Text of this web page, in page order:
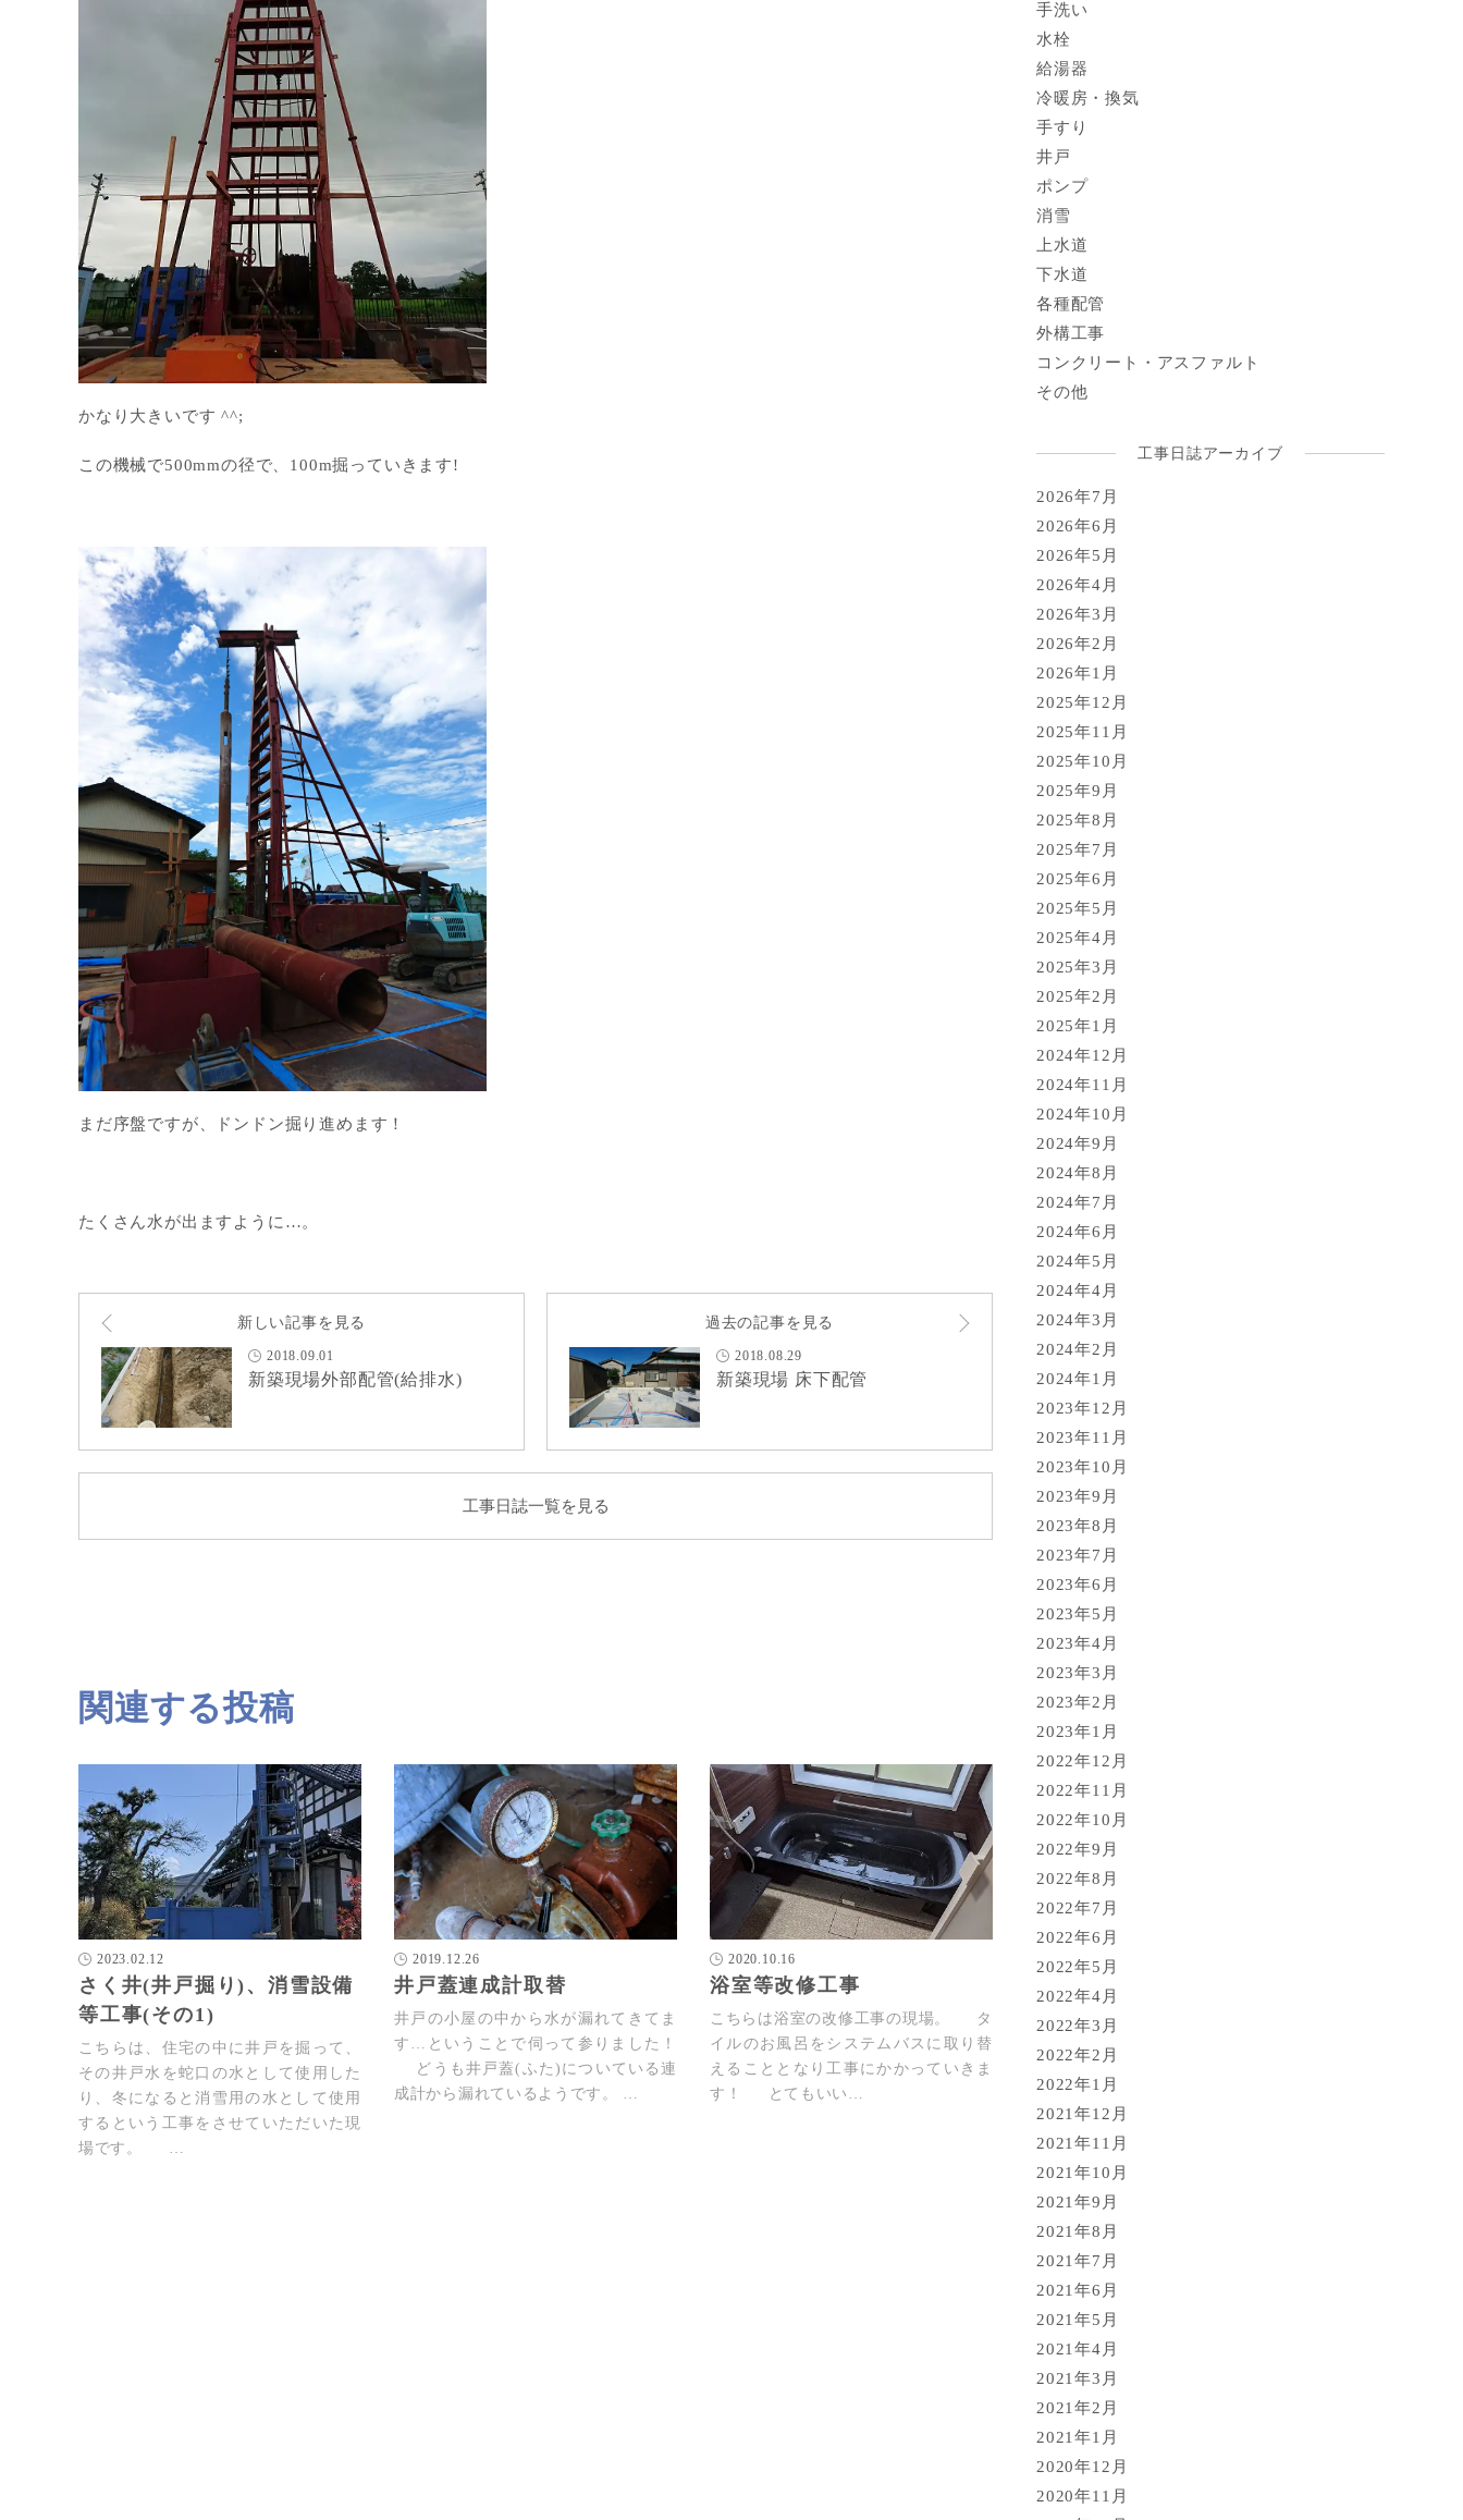
かなり大きいです ^^;
この機械で500mmの径で、100m掘っていきます!
まだ序盤ですが、ドンドン掘り進めます！
たくさん水が出ますように…。
新しい記事を見る
2018.09.01
新築現場外部配管(給排水)
過去の記事を見る
2018.08.29
新築現場 床下配管
工事日誌一覧を見る
関連する投稿
2023.02.12
さく井(井戸掘り)、消雪設備
等工事(その1)
こちらは、住宅の中に井戸を掘って、
その井戸水を蛇口の水として使用した
り、冬になると消雪用の水として使用
するという工事をさせていただいた現
場です。 …
2019.12.26
井戸蓋連成計取替
井戸の小屋の中から水が漏れてきてま
す…ということで伺って参りました！
どうも井戸蓋(ふた)についている連
成計から漏れているようです。 …
2020.10.16
浴室等改修工事
こちらは浴室の改修工事の現場。 タ
イルのお風呂をシステムバスに取り替
えることとなり工事にかかっていきま
す！ とてもいい…
手洗い
水栓
給湯器
冷暖房・換気
手すり
井戸
ポンプ
消雪
上水道
下水道
各種配管
外構工事
コンクリート・アスファルト
その他
工事日誌アーカイブ
2026年7月
2026年6月
2026年5月
2026年4月
2026年3月
2026年2月
2026年1月
2025年12月
2025年11月
2025年10月
2025年9月
2025年8月
2025年7月
2025年6月
2025年5月
2025年4月
2025年3月
2025年2月
2025年1月
2024年12月
2024年11月
2024年10月
2024年9月
2024年8月
2024年7月
2024年6月
2024年5月
2024年4月
2024年3月
2024年2月
2024年1月
2023年12月
2023年11月
2023年10月
2023年9月
2023年8月
2023年7月
2023年6月
2023年5月
2023年4月
2023年3月
2023年2月
2023年1月
2022年12月
2022年11月
2022年10月
2022年9月
2022年8月
2022年7月
2022年6月
2022年5月
2022年4月
2022年3月
2022年2月
2022年1月
2021年12月
2021年11月
2021年10月
2021年9月
2021年8月
2021年7月
2021年6月
2021年5月
2021年4月
2021年3月
2021年2月
2021年1月
2020年12月
2020年11月